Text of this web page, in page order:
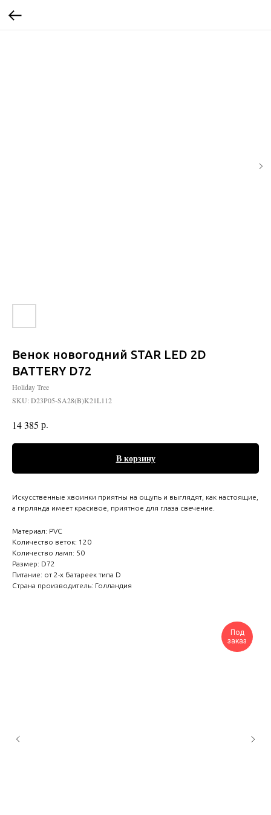
Венок новогодний STAR LED 2D
BATTERY D72
Holiday Tree
SKU: D23P05-SA28(B)K21L112
14 385 р.
В корзину
Искусственные хвоинки приятны на ощупь и выглядят, как настоящие,
а гирлянда имеет красивое, приятное для глаза свечение.
Материал: PVC
Количество веток: 120
Количество ламп: 50
Размер: D72
Питание: от 2-х батареек типа D
Страна производитель: Голландия
Под
заказ